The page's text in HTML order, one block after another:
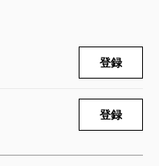
そって──。
三がでてくるのだ
、「それが決して、
ょう」はまさに水脈
おける犀星から庄野
リバーへ）といい、
登録
登録